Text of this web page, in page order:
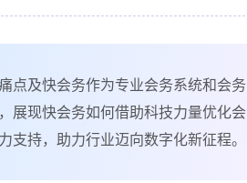
点及快会务作为专业会务系统和会务
展现快会务如何借助科技力量优化会
持，助力行业迈向数字化新征程。